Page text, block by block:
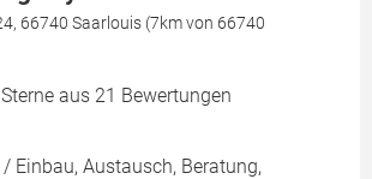
66740 Saarlouis (7km von 66740
Sterne aus 21 Bewertungen
Einbau, Austausch, Beratung,